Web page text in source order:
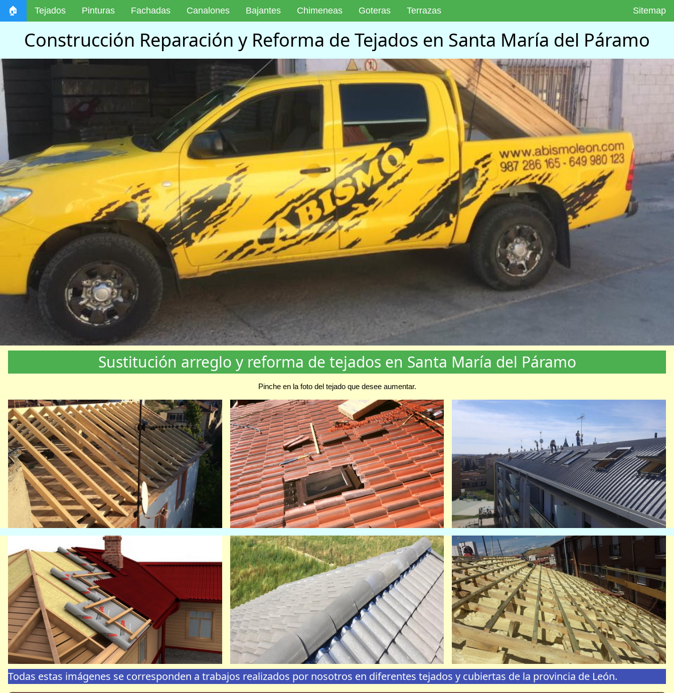
🏠 Tejados Pinturas Fachadas Canalones Bajantes Chimeneas Goteras Terrazas Sitemap
Construcción Reparación y Reforma de Tejados en Santa María del Páramo
Sustitución arreglo y reforma de tejados en Santa María del Páramo
Pinche en la foto del tejado que desee aumentar.
Todas estas imágenes se corresponden a trabajos realizados por nosotros en diferentes tejados y cubiertas de la provincia de León.